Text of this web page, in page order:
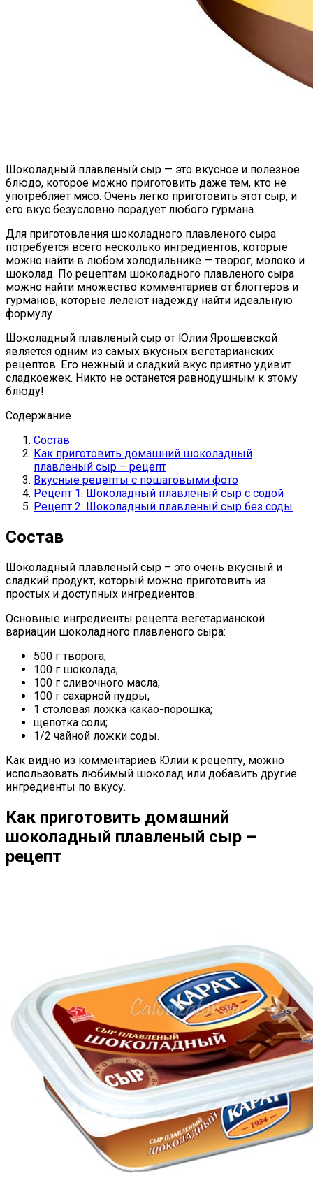
Шоколадный плавленый сыр — это вкусное и полезное
блюдо, которое можно приготовить даже тем, кто не
употребляет мясо. Очень легко приготовить этот сыр, и
его вкус безусловно порадует любого гурмана.
Для приготовления шоколадного плавленого сыра
потребуется всего несколько ингредиентов, которые
можно найти в любом холодильнике — творог, молоко и
шоколад. По рецептам шоколадного плавленого сыра
можно найти множество комментариев от блоггеров и
гурманов, которые лелеют надежду найти идеальную
формулу.
Шоколадный плавленый сыр от Юлии Ярошевской
является одним из самых вкусных вегетарианских
рецептов. Его нежный и сладкий вкус приятно удивит
сладкоежек. Никто не останется равнодушным к этому
блюду!
Содержание
Состав
Как приготовить домашний шоколадный
плавленый сыр – рецепт
Вкусные рецепты с пошаговыми фото
Рецепт 1: Шоколадный плавленый сыр с содой
Рецепт 2: Шоколадный плавленый сыр без соды
Состав
Шоколадный плавленый сыр – это очень вкусный и
сладкий продукт, который можно приготовить из
простых и доступных ингредиентов.
Основные ингредиенты рецепта вегетарианской
вариации шоколадного плавленого сыра:
500 г творога;
100 г шоколада;
100 г сливочного масла;
100 г сахарной пудры;
1 столовая ложка какао-порошка;
щепотка соли;
1/2 чайной ложки соды.
Как видно из комментариев Юлии к рецепту, можно
использовать любимый шоколад или добавить другие
ингредиенты по вкусу.
Как приготовить домашний
шоколадный плавленый сыр –
рецепт